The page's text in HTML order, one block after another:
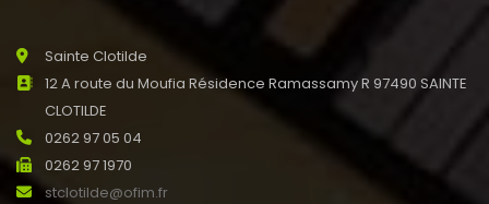
Sainte Clotilde
12 A route du Moufia Résidence Ramassamy R 97490 SAINTE
CLOTILDE
0262 97 05 04
0262 97 1970
stclotilde@ofim.fr